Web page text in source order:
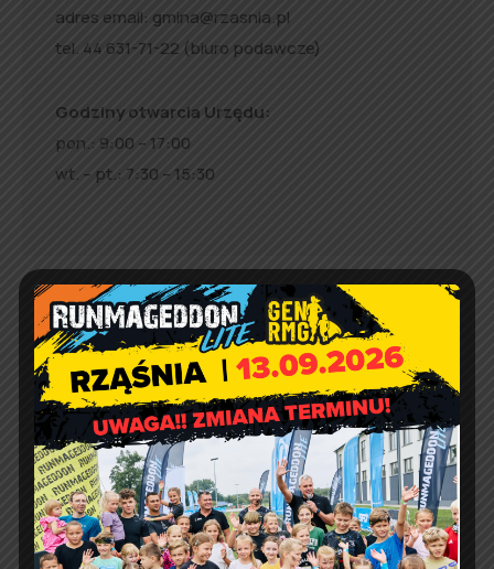
adres email: gmina@rzasnia.pl
tel. 44 631-71-22 (biuro podawcze)
Godziny otwarcia Urzędu:
pon.: 9:00 – 17:00
wt. – pt.: 7:30 – 15:30
Jakość powietrza